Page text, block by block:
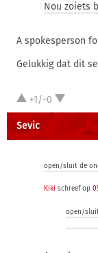
Nou zoiets
A ⁠spokesperson
Gelukkig dat dit
+1/-0
Sevic
open/sluit de
Kiki schreef op
open/